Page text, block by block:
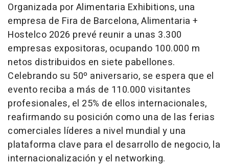
Organizada por Alimentaria Exhibitions, una
empresa de Fira de Barcelona, Alimentaria +
Hostelco 2026 prevé reunir a unas 3.300
empresas expositoras, ocupando 100.000 m
netos distribuidos en siete pabellones.
Celebrando su 50º aniversario, se espera que el
evento reciba a más de 110.000 visitantes
profesionales, el 25% de ellos internacionales,
reafirmando su posición como una de las ferias
comerciales líderes a nivel mundial y una
plataforma clave para el desarrollo de negocio, la
internacionalización y el networking.